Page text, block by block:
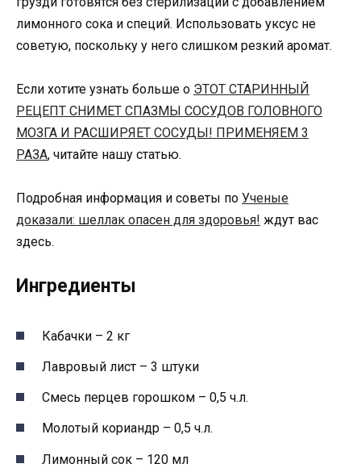
лимонного сока и специй. Использовать уксус не
советую, поскольку у него слишком резкий аромат.
Если хотите узнать больше о ЭТОТ СТАРИННЫЙ
РЕЦЕПТ СНИМЕТ СПАЗМЫ СОСУДОВ ГОЛОВНОГО
МОЗГА И РАСШИРЯЕТ СОСУДЫ! ПРИМЕНЯЕМ 3
РАЗА, читайте нашу статью.
Подробная информация и советы по Ученые
доказали: шеллак опасен для здоровья! ждут вас
здесь.
Ингредиенты
Кабачки – 2 кг
Лавровый лист – 3 штуки
Смесь перцев горошком – 0,5 ч.л.
Молотый кориандр – 0,5 ч.л.
Лимонный сок – 120 мл